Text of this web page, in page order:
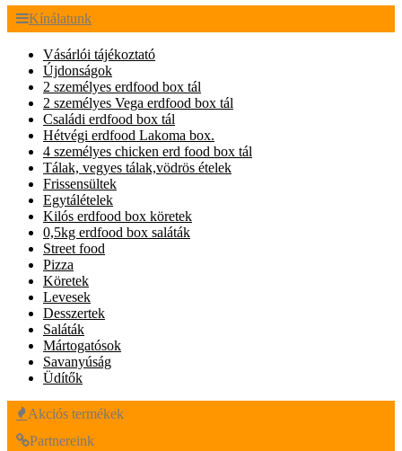
Kínálatunk
Vásárlói tájékoztató
Újdonságok
2 személyes erdfood box tál
2 személyes Vega erdfood box tál
Családi erdfood box tál
Hétvégi erdfood Lakoma box.
4 személyes chicken erd food box tál
Tálak, vegyes tálak,vödrös ételek
Frissensültek
Egytálételek
Kilós erdfood box köretek
0,5kg erdfood box saláták
Street food
Pizza
Köretek
Levesek
Desszertek
Saláták
Mártogatósok
Savanyúság
Üdítők
Akciós termékek
Partnereink